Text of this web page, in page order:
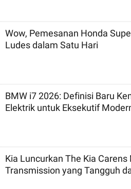
Wow, Pemesanan Honda
Ludes dalam Satu Hari
BMW i7 2026: Definisi Baru
Elektrik untuk Eksekutif
Kia Luncurkan The Kia Carens
Transmission yang Tangguh